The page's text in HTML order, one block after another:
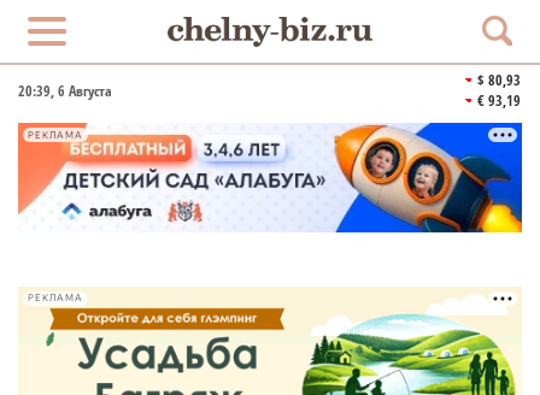
20:39, 6 Августа
$ 80,93
€ 93,19
РЕКЛАМА
РЕКЛАМА